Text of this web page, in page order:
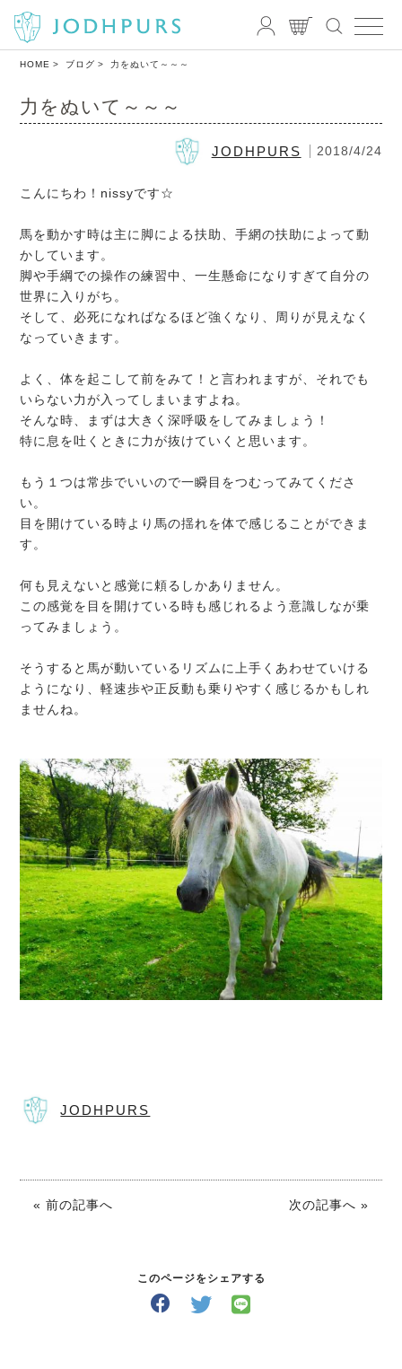
HOME ブログ 力をぬいて～～～
力をぬいて～～～
JODHPURS 2018/4/24
こんにちわ！nissyです☆
馬を動かす時は主に脚による扶助、手網の扶助によって動
かしています。
脚や手綱での操作の練習中、一生懸命になりすぎて自分の
世界に入りがち。
そして、必死になればなるほど強くなり、周りが見えなく
なっていきます。
よく、体を起こして前をみて！と言われますが、それでも
いらない力が入ってしまいますよね。
そんな時、まずは大きく深呼吸をしてみましょう！
特に息を吐くときに力が抜けていくと思います。
もう１つは常歩でいいので一瞬目をつむってみてくださ
い。
目を開けている時より馬の揺れを体で感じることができま
す。
何も見えないと感覚に頼るしかありません。
この感覚を目を開けている時も感じれるよう意識しなが乗
ってみましょう。
そうすると馬が動いているリズムに上手くあわせていける
ようになり、軽速歩や正反動も乗りやすく感じるかもしれ
ませんね。
JODHPURS
« 前の記事へ 次の記事へ »
このページをシェアする